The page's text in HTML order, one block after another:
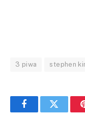
3 piwa stephen
FacebookTwitter